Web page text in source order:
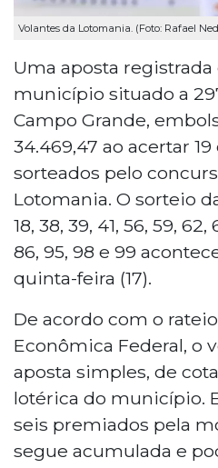
Volantes da Lotomania. (Foto: Rafael
Uma aposta registrada
município situado a
Campo Grande,
34.469,47 ao acertar
sorteados pelo
Lotomania. O sorteio
18, 38, 39, 41, 56, 59,
86, 95, 98 e 99
quinta-feira (17).
De acordo com o
Econômica Federal, o
aposta simples, de
lotérica do município.
seis premiados pela
segue acumulada e